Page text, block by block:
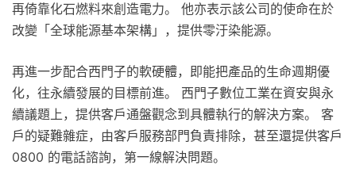
再倚靠化石燃料來創造電力。 他亦表示該公司的使命在於
改變「全球能源基本架構」，提供零汙染能源。
再進一步配合西門子的軟硬體，即能把產品的生命週期優
化，往永續發展的目標前進。 西門子數位工業在資安與永
續議題上，提供客戶通盤觀念到具體執行的解決方案。 客
戶的疑難雜症，由客戶服務部門負責排除，甚至還提供客戶
0800 的電話諮詢，第一線解決問題。